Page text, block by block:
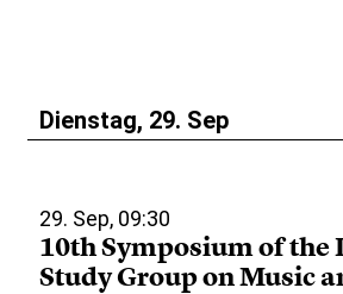
Dienstag, 29. Sep
29. Sep, 09:30
10th Symposium of the
Study Group on Music